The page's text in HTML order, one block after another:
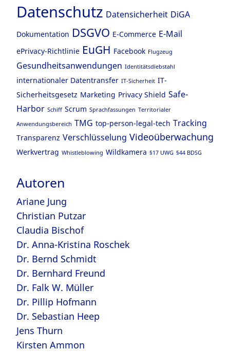
Datenschutz Datensicherheit DiGA
Dokumentation DSGVO E-Commerce E-Mail
ePrivacy-Richtlinie EuGH Facebook Flugzeug
Gesundheitsanwendungen Identitätsdiebstahl
internationaler Datentransfer IT-Sicherheit IT-
Sicherheitsgesetz Marketing Privacy Shield Safe-
Harbor Schiff Scrum Sprachfassungen Territorialer
Anwendungsbereich TMG top-person-legal-tech Tracking
Transparenz Verschlüsselung Videoüberwachung
Werkvertrag Whistleblowing Wildkamera §17 UWG §44 BDSG
Autoren
Ariane Jung
Christian Putzar
Claudia Bischof
Dr. Anna-Kristina Roschek
Dr. Bernd Schmidt
Dr. Bernhard Freund
Dr. Falk W. Müller
Dr. Pillip Hofmann
Dr. Sebastian Heep
Jens Thurn
Kirsten Ammon